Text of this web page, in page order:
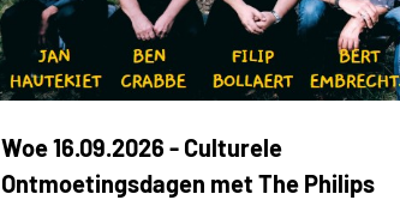
Woe 16.09.2026 - Culturele
Ontmoetingsdagen met The Philips